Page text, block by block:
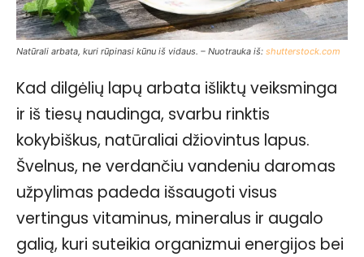
Natūrali arbata, kuri rūpinasi kūnu iš vidaus. – Nuotrauka iš: shutterstock.com
Kad dilgėlių lapų arbata išliktų veiksminga
ir iš tiesų naudinga, svarbu rinktis
kokybiškus, natūraliai džiovintus lapus.
Švelnus, ne verdančiu vandeniu daromas
užpylimas padeda išsaugoti visus
vertingus vitaminus, mineralus ir augalo
galią, kuri suteikia organizmui energijos bei